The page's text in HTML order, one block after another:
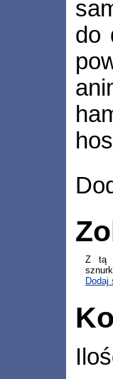
do
Z tą
Dodaj